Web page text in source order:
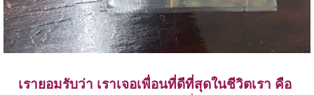
เรายอมรับว่า เราเจอเพื่อนที่ดีที่สุดในชีวิตเรา คือ